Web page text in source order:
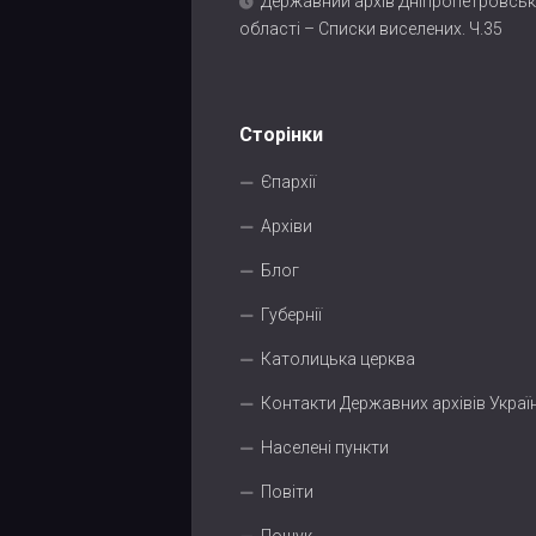
області – Списки виселених. Ч.35
Сторінки
Єпархії
Архіви
Блог
Губернії
Католицька церква
Контакти Державних архівів
Населені пункти
Повіти